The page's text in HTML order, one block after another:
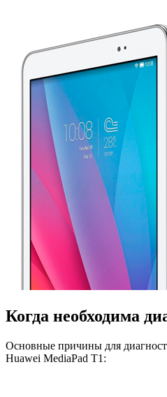
Когда необходима
Основные причины для
Huawei MediaPad T1: